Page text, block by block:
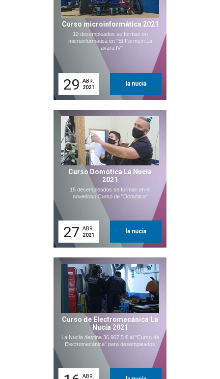
Curso microinformática 2021
10 desempleados se forman en
microinformática en "Et Formem La
Favara IV"
29 ABR.
2021
la nucia
Curso Domótica La Nucía
2021
15 desempleados se forman en el
novedoso Curso de "Domótica"
27 ABR.
2021
la nucia
Curso de Electromecánica La
Nucía 2021
La Nucía destina 36.907,5 € al "Curso de
Electromecánica" para desempleados
ABR.